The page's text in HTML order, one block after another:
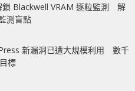
鎖 Blackwell VRAM 逐粒監測 解
測盲點
新漏洞已遭大規模利用 數千
標